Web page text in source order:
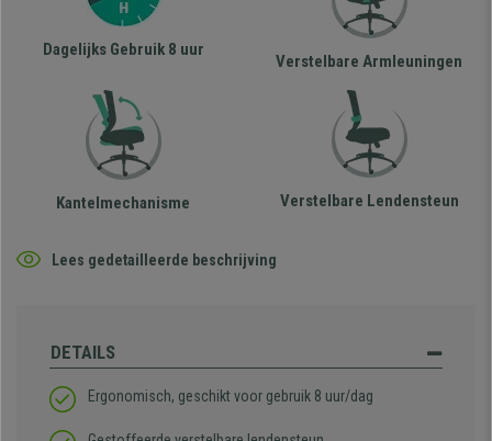
Dagelijks Gebruik 8 uur
Verstelbare Armleuningen
Kantelmechanisme Verstelbare Lendensteun
Lees gedetailleerde beschrijving
DETAILS
Ergonomisch, geschikt voor gebruik 8 uur/dag